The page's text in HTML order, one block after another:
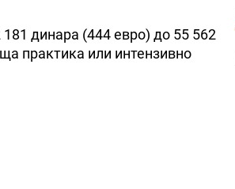
динара (444 евро) до 55 562
практика или интензивно